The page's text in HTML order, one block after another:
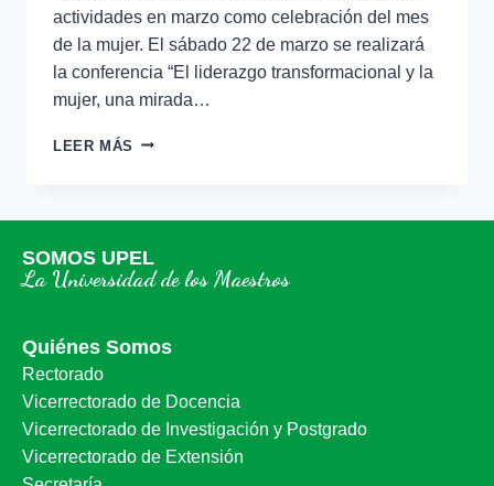
actividades en marzo como celebración del mes
de la mujer. El sábado 22 de marzo se realizará
la conferencia “El liderazgo transformacional y la
mujer, una mirada…
LEER MÁS
SOMOS UPEL
La Universidad de los Maestros
Quiénes Somos
Rectorado
Vicerrectorado de Docencia
Vicerrectorado de Investigación y Postgrado
Vicerrectorado de Extensión